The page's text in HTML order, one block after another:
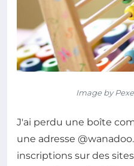
Image by
J'ai perdu une boîte
une adresse
inscriptions sur des